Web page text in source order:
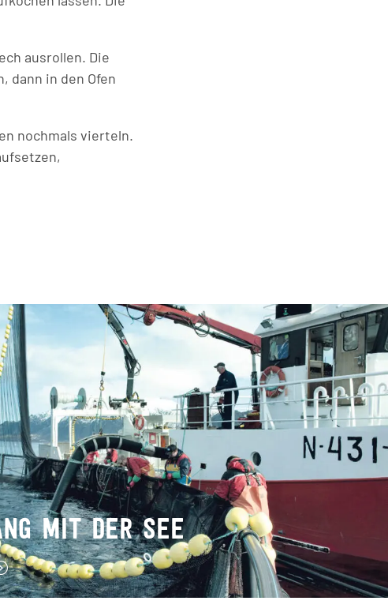
ausrollen. Die
dann in den Ofen
nochmals vierteln.
MIT DER SEE